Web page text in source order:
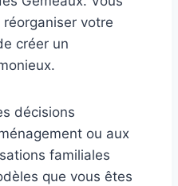
votre
créer un
décisions
ou aux
familiales
que vous êtes